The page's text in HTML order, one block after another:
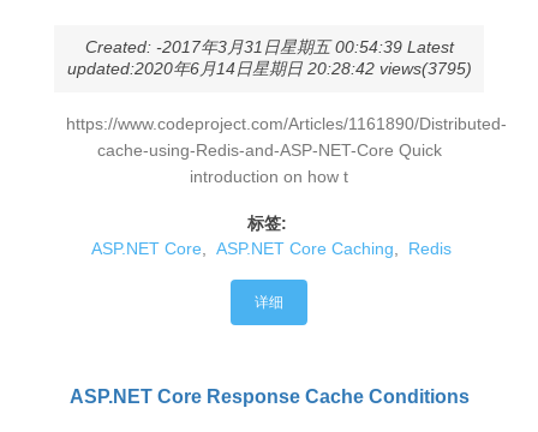
Created: -2017年3月31日星期五 00:54:39 Latest
updated:2020年6月14日星期日 20:28:42 views(3795)
https://www.codeproject.com/Articles/1161890/Distributed-
cache-using-Redis-and-ASP-NET-Core Quick
introduction on how t
标签:
ASP.NET Core
ASP.NET Core Caching Redis
详细
ASP.NET Core Response Cache Conditions